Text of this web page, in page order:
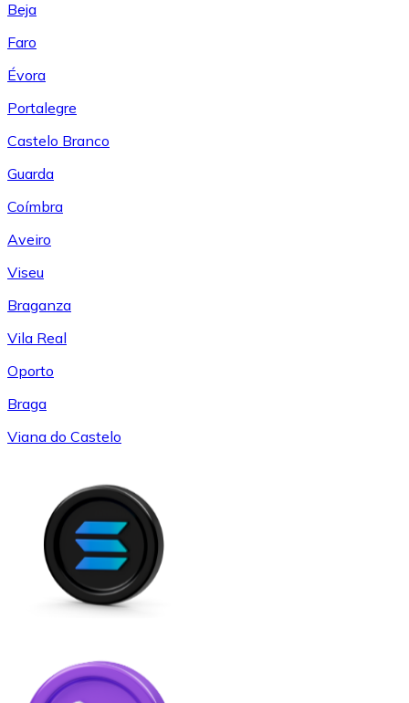
Beja
Faro
Évora
Portalegre
Castelo Branco
Guarda
Coímbra
Aveiro
Viseu
Braganza
Vila Real
Oporto
Braga
Viana do Castelo